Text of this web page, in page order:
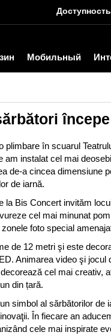
Доступность
Мобильный
plimbare în scuarul
am instalat cel mai
de-a cincea dimensiune
de iarnă.
la Bis Concert invităm
cel mai minunat
foto special
de 12 metri şi este
Animarea video şi jocul
cel mai creativ,
din țară.
simbol al sărbătorilor de
În fiecare an
cele mai inspirate